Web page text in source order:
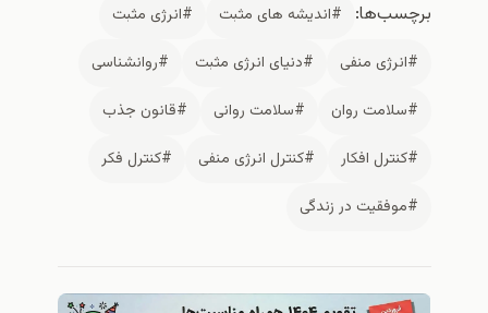
برچسب‌ها: #اندیشه های مثبت
#انرژی مثبت
#انرژی منفی
#دنیای انرژی مثبت
#روانشناسی
#سلامت روان
#سلامت روانی
#قانون جذب
#کنترل افکار
#کنترل انرژی منفی
#کنترل فکر
#موفقیت در زندگی